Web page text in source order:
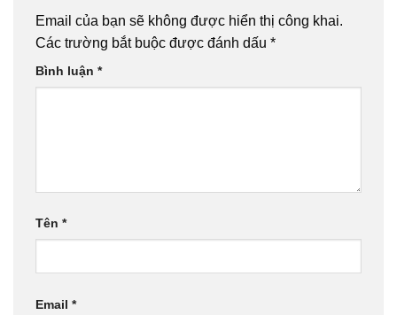
Email của bạn sẽ không được hiển thị công khai.
Các trường bắt buộc được đánh dấu *
Bình luận *
Tên *
Email *